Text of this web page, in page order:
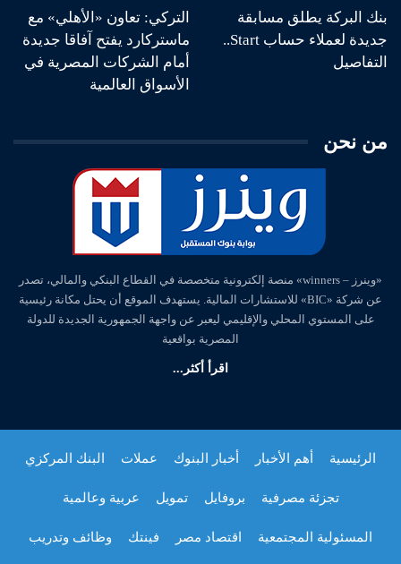
بنك البركة يطلق مسابقة
جديدة لعملاء حساب Start..
التفاصيل
التركي: تعاون «الأهلي» مع
ماستركارد يفتح آفاقا جديدة
أمام الشركات المصرية في
الأسواق العالمية
من نحن
«وينرز – winners» منصة إلكترونية متخصصة في القطاع البنكي والمالي، تصدر
عن شركة «BIC» للاستشارات المالية. يستهدف الموقع أن يحتل مكانة رئيسية
على المستوي المحلي والإقليمي ليعبر عن واجهة الجمهورية الجديدة للدولة
المصرية بواقعية
اقرأ أكثر...
الرئيسية أهم الأخبار أخبار البنوك عملات البنك المركزي
تجزئة مصرفية بروفايل تمويل عربية وعالمية
المسئولية المجتمعية اقتصاد مصر فينتك وظائف وتدريب